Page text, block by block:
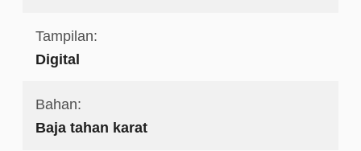
Tampilan:
Digital
Bahan:
Baja tahan karat